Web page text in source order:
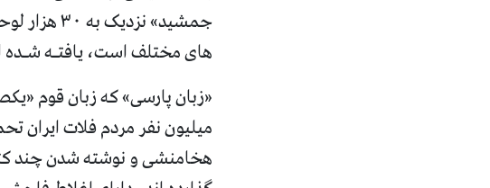
جمشید»
های مختلف است، یافتـه شـده
«زبان پارسی» که زبان قوم
میليون نفر مردم فلات ایران
هخامنشی و نوشته شدن چند